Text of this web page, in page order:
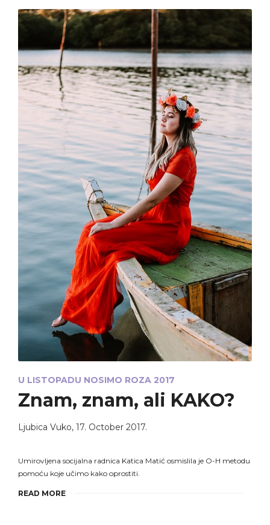
U LISTOPADU NOSIMO ROZA 2017
Znam, znam, ali KAKO?
Ljubica Vuko, 17. October 2017.
Umirovljena socijalna radnica Katica Matić osmislila je O-H metodu
pomoću koje učimo kako oprostiti.
READ MORE